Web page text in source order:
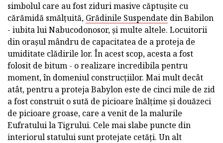
simbolul care au fost ziduri masive căptușite cu
cărămidă smălțuită, Grădinile Suspendate din Babilon
- iubita lui Nabucodonosor, și multe altele. Locuitorii
din orașul mândru de capacitatea de a proteja de
umiditate clădirile lor. În acest scop, acesta a fost
folosit de bitum - o realizare incredibila pentru
moment, în domeniul construcțiilor. Mai mult decât
atât, pentru a proteja Babylon este de cinci mile de zid
a fost construit o sută de picioare înălțime și douăzeci
de picioare groase, care a venit de la malurile
Eufratului la Tigrului. Cele mai slabe puncte din
interiorul statului sunt protejate cetăți. Un alt